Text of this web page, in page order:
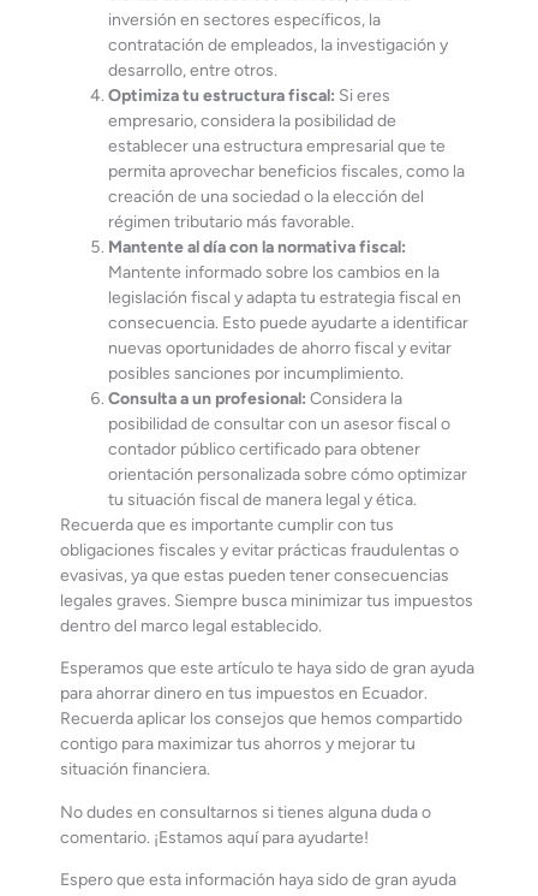
inversión en sectores específicos, la
contratación de empleados, la investigación y
desarrollo, entre otros.
Optimiza tu estructura fiscal: Si eres
empresario, considera la posibilidad de
establecer una estructura empresarial que te
permita aprovechar beneficios fiscales, como la
creación de una sociedad o la elección del
régimen tributario más favorable.
Mantente al día con la normativa fiscal:
Mantente informado sobre los cambios en la
legislación fiscal y adapta tu estrategia fiscal en
consecuencia. Esto puede ayudarte a identificar
nuevas oportunidades de ahorro fiscal y evitar
posibles sanciones por incumplimiento.
Consulta a un profesional: Considera la
posibilidad de consultar con un asesor fiscal o
contador público certificado para obtener
orientación personalizada sobre cómo optimizar
tu situación fiscal de manera legal y ética.
Recuerda que es importante cumplir con tus
obligaciones fiscales y evitar prácticas fraudulentas o
evasivas, ya que estas pueden tener consecuencias
legales graves. Siempre busca minimizar tus impuestos
dentro del marco legal establecido.
Esperamos que este artículo te haya sido de gran ayuda
para ahorrar dinero en tus impuestos en Ecuador.
Recuerda aplicar los consejos que hemos compartido
contigo para maximizar tus ahorros y mejorar tu
situación financiera.
No dudes en consultarnos si tienes alguna duda o
comentario. ¡Estamos aquí para ayudarte!
Espero que esta información haya sido de gran ayuda